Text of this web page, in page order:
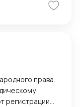
права.
регистрации